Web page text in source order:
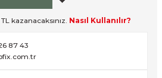
TL kazanacaksınız. Nasıl Kullanılır?
87 43